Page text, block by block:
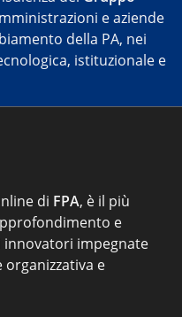
e aziende
della PA, nei
istituzionale e
di FPA, è il più
e
impegnate
e